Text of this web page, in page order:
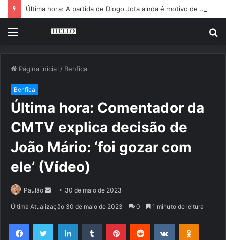
Última hora: A partida de Diogo Jota ainda é motivo de choro
Menu
Página inicial / Benfica
Benfica
Última hora: Comentador da
CMTV explica decisão de
João Mário: ‘foi gozar com
ele’ (Vídeo)
Paulão
Mande
mail
30 de maio de 2023
Última Atualização 30 de maio de 2023 0 1 minuto de leitura
FacebookTwitter LinkedinTumblr PinterestReddit VK OK